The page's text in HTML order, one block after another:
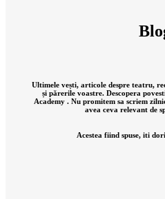
Ultimele vești, articole despre teatru,
și părerile voastre. Descopera
Academy . Nu promitem sa scriem
avea ceva relevant de
Acestea fiind spuse, iti